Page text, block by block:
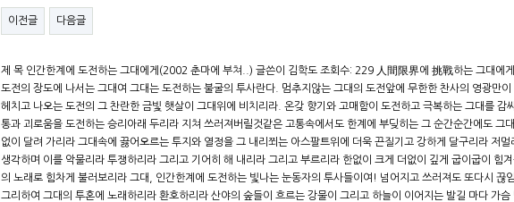
이전글 다음글
제 목 인간한계에 도전하는 그대에게(2002 춘마에 부쳐..) 글쓴이 김학도 조회수: 229 人間限界에 挑戰하는 그대에
도전의 장도에 나서는 그대여 그대는 도전하는 불굴의 투사란다. 멈추지않는 그대의 도전앞에 무한한 찬사의 영광만
헤치고 나오는 도전의 그 찬란한 금빛 햇살이 그대위에 비치리라. 온갖 향기와 고매함이 도전하고 극복하는 그대를 감
통과 괴로움을 도전하는 승리아래 두리라 지쳐 쓰러져버릴것같은 고통속에서도 한계에 부딪히는 그 순간순간에도 그
없이 달려 가리라 그대속에 끓어오르는 투지와 열정을 그 내리쬐는 아스팔트위에 더욱 끈질기고 강하게 달구리라 저
생각하며 이를 악물리라 투쟁하리라 그리고 기어히 해 내리라 그리고 부르리라 한없이 크게 더없이 깊게 굽이굽이 힘
의 노래로 힘차게 불러보리라 그대, 인간한계에 도전하는 빛나는 눈동자의 투사들이여! 넘어지고 쓰러져도 또다시 끊
그리하여 그대의 투혼에 노래하리라 환호하리라 산야의 숲들이 흐르는 강물이 그리고 하늘이 이어지는 발길 마다 가슴